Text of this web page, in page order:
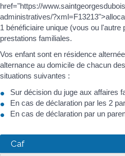
href="https://
administratives/
1 bénéficiaire unique (vous ou l'autre
prestations familiales.
Vos enfant sont en résidence
alternance au domicile de chacun
situations suivantes :
Sur décision du juge aux affaires
En cas de déclaration par les 2
En cas de déclaration par un
Caf